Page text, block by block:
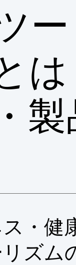
・健
ズム